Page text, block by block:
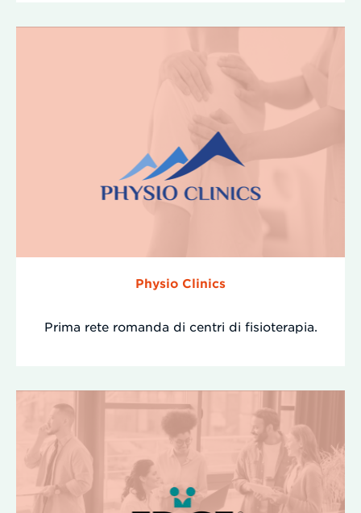
Physio Clinics
Prima rete romanda di centri di fisioterapia.